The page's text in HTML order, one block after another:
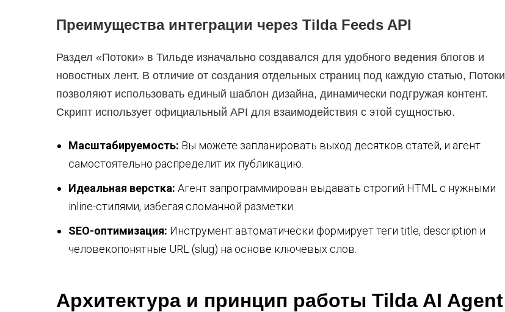
Преимущества интеграции через Tilda Feeds API
Раздел «Потоки» в Тильде изначально создавался для удобного ведения блогов и
новостных лент. В отличие от создания отдельных страниц под каждую статью, Потоки
позволяют использовать единый шаблон дизайна, динамически подгружая контент.
Скрипт использует официальный API для взаимодействия с этой сущностью.
Масштабируемость: Вы можете запланировать выход десятков статей, и агент
самостоятельно распределит их публикацию.
Идеальная верстка: Агент запрограммирован выдавать строгий HTML с нужными
inline-стилями, избегая сломанной разметки.
SEO-оптимизация: Инструмент автоматически формирует теги title, description и
человекопонятные URL (slug) на основе ключевых слов.
Архитектура и принцип работы Tilda AI Agent